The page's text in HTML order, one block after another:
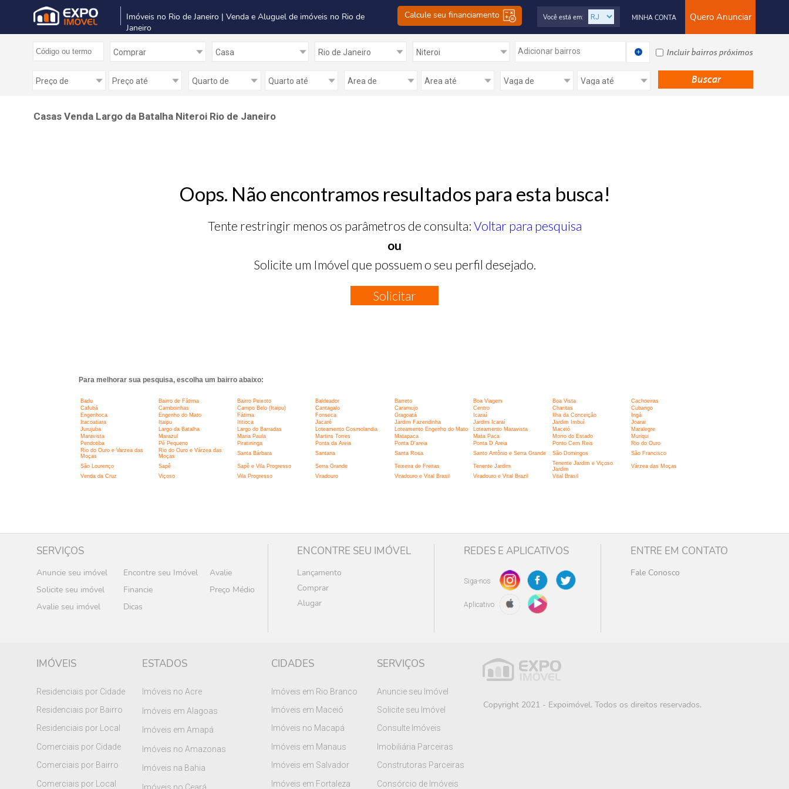
Imóveis no Rio de Janeiro | Venda e Aluguel de imóveis no Rio de
Janeiro
Calcule seu financiamento Quero Anunciar
MINHA CONTA
Você está em:
Adicionar bairros Incluir bairros próximos
Casas Venda Largo da Batalha Niteroi Rio de Janeiro
Oops. Não encontramos resultados para esta busca!
Tente restringir menos os parâmetros de consulta: Voltar para pesquisa
ou
Solicite um Imóvel que possuem o seu perfil desejado.
Solicitar
Para melhorar sua pesquisa, escolha um bairro abaixo:
Badu Bairro de Fátima Bairro Peixoto Baldeador Barreto Boa Viagem Boa Vista
Cachoeiras
Cafubá
Camboinhas Campo Belo (Itaipu) Cantagalo Caramujo Centro Charitas
Cubango
Engenhoca
Engenho do Mato Fátima Fonseca Gragoatá Icaraí Ilha da Conceição
Ingá
Itacoatiara
Itaipu Ititioca Jacaré Jardim Fazendinha Jardim Icaraí Jardim Imbuí
Joarai
Jurujuba
Largo da Batalha Largo do Barradas Loteamento Cosmolandia Loteamento Engenho do Mato Loteamento Maravista Maceió
Maralegre
Maravista
Marazul Maria Paula Martins Torres Matapaca Mata Paca Morro do Estado
Muriqui
Pendotiba
Pé Pequeno Piratininga Ponta da Areia Ponta D'areia Ponta D Areia Ponto Cem Reis
Rio do Ouro
Rio do Ouro e Varzea das
Moças
Rio do Ouro e Várzea das
Moças
Santa Bárbara Santana Santa Rosa Santo Antônio e Serra Grande São Domingos São Francisco
São Lourenço Sapê Sapê e Vila Progresso Serra Grande Teixeira de Freitas Tenente Jardim
Tenente Jardim e Viçoso
Jardim
Várzea das Moças
Venda da Cruz
Viçoso Vila Progresso Viradouro Viradouro e Vital Brasil Viradouro e Vital Brazil Vital Brasil
SERVIÇOS
Anuncie seu imóvel Encontre seu Imóvel
Avalie
Solicite seu imóvel
Financie
Preço Médio
Avalie seu imóvel
Dicas
ENCONTRE SEU IMÓVEL
Lançamento
Comprar
Alugar
REDES E APLICATIVOS
Siga-nos
Aplicativo
ENTRE EM CONTATO
Fale Conosco
IMÓVEIS
Residenciais por Cidade
Residenciais por Bairro
Residenciais por Local
Comerciais por Cidade
Comerciais por Bairro
Comerciais por Local
ESTADOS
Imóveis no Acre
Imóveis em Alagoas
Imóveis em Amapá
Imóveis no Amazonas
Imóveis na Bahia
CIDADES
Imóveis em Rio Branco
Imóveis em Maceió
Imóveis no Macapá
Imóveis em Manaus
Imóveis em Salvador
Imóveis em Fortaleza
SERVIÇOS
Anuncie seu Imóvel
Solicite seu Imóvel
Consulte Imóveis
Imobiliária Parceiras
Construtoras Parceiras
Consórcio de Imóveis
Copyright 2021 - Expoimóvel. Todos os direitos reservados.